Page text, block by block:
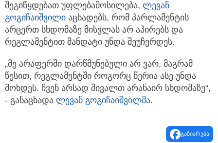
შეგიწყდებათ უფლებამოსილება, ლევან
გოგიჩაიშვილი აცხადებს, რომ პარლამენტის
არცერთ სხდომაზე მისვლას არ აპირებს და
რეგლამენტით მანდატი უნდა შეუჩერდეს.
„მე არაფერში დარწმუნებული არ ვარ, მაგრამ
წესით, რეგლამენტში როგორც წერია ასე უნდა
მოხდეს. ჩვენ არსად მივალთ არანაირ სხდომაზე“,
- განაცხადა ლევან გოგიჩაიშვილმა.
გაზიარება